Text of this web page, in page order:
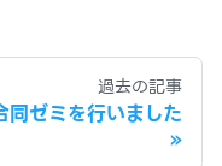
過去の記事
同ゼミを行いました